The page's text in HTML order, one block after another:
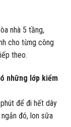
nhà 5 tầng,
cho từng công
theo.
những lớp kiểm
để đi hết dây
đó, lon sữa